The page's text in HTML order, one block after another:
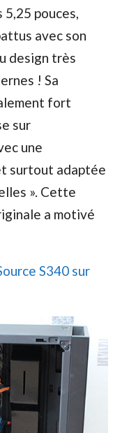
5,25 pouces,
avec son
design très
! Sa
fort
sur
une
surtout adaptée
». Cette
a motivé
S340 sur